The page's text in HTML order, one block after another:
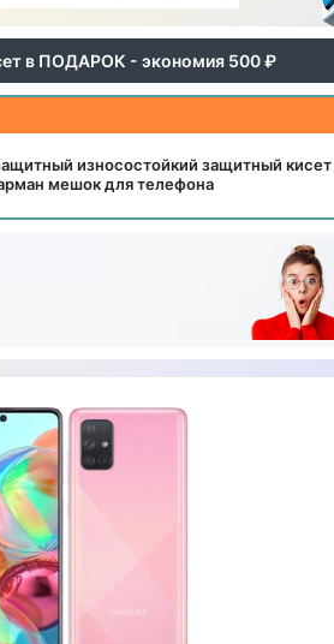
в ПОДАРОК - экономия 500 ₽
износостойкий защитный кисет
мешок для телефона